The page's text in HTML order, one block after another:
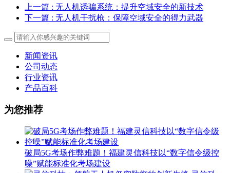
上一篇 : 无人机诱骗系统：提升空域安全的新技术
下一篇 : 无人机干扰枪：保障空域安全的得力武器
新闻资讯
公司动态
行业资讯
产品百科
为您推荐
破局5G考场作弊难题！福建灵信科技以“数字信令级控
噪”赋能标准化考场建设